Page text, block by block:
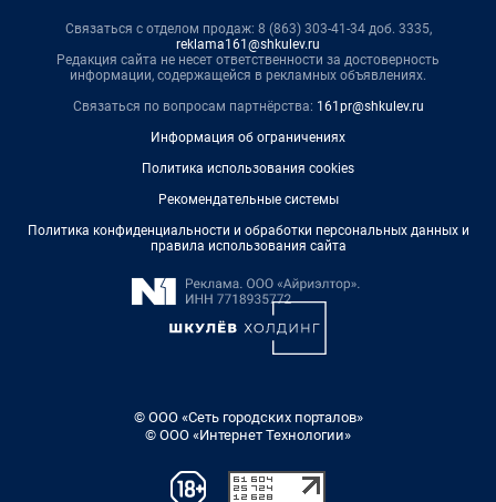
Связаться с отделом продаж: 8 (863) 303-41-34 доб. 3335,
reklama161@shkulev.ru
Редакция сайта не несет ответственности за достоверность
информации, содержащейся в рекламных объявлениях.
Связаться по вопросам партнёрства: 161pr@shkulev.ru
Информация об ограничениях
Политика использования cookies
Рекомендательные системы
Политика конфиденциальности и обработки персональных данных и
правила использования сайта
© ООО «Сеть городских порталов»
© ООО «Интернет Технологии»